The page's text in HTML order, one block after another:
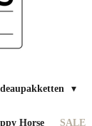
Horse SALE